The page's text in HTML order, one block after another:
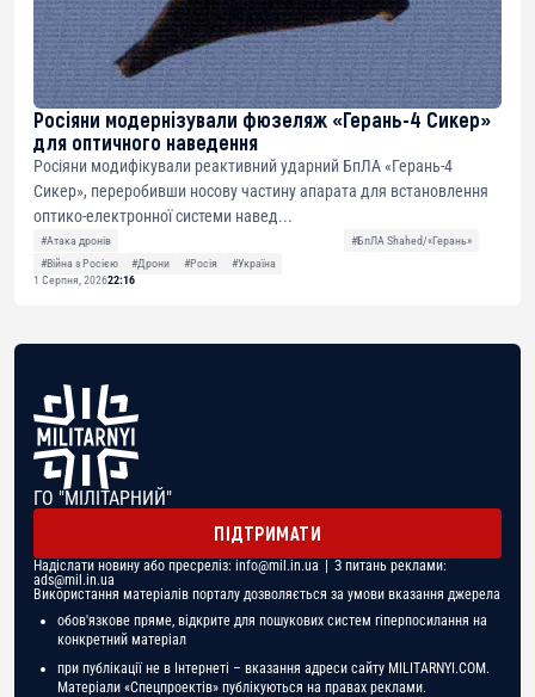
Росіяни модернізували фюзеляж «Герань-4 Сикер»
для оптичного наведення
Росіяни модифікували реактивний ударний БпЛА «Герань-4
Сикер», переробивши носову частину апарата для встановлення
оптико-електронної системи навед...
#Атака дронів
#БпЛА Shahed/«Герань»
#Війна з Росією
#Дрони #Росія
#Україна
1 Серпня, 202622:16
ГО "МІЛІТАРНИЙ"
ПІДТРИМАТИ
Надіслати новину або пресреліз: info@mil.in.ua | З питань реклами:
ads@mil.in.ua
Використання матеріалів порталу дозволяється за умови вказання джерела
обов'язкове пряме, відкрите для пошукових систем гіперпосилання на
конкретний матеріал
при публікації не в Інтернеті – вказання адреси сайту MILITARNYI.COM.
Матеріали «Спецпроектів» публікуються на правах реклами.